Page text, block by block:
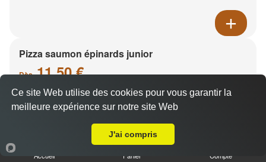
Pizza saumon épinards junior
Dès11.50 €
Accueil Panier Compte
Ce site Web utilise des cookies pour vous garantir la
meilleure expérience sur notre site Web
J'ai compris